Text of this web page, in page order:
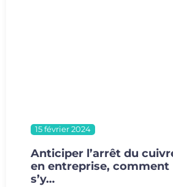
15 février 2024
Anticiper l’arrêt du
en entreprise, comment
s’y…